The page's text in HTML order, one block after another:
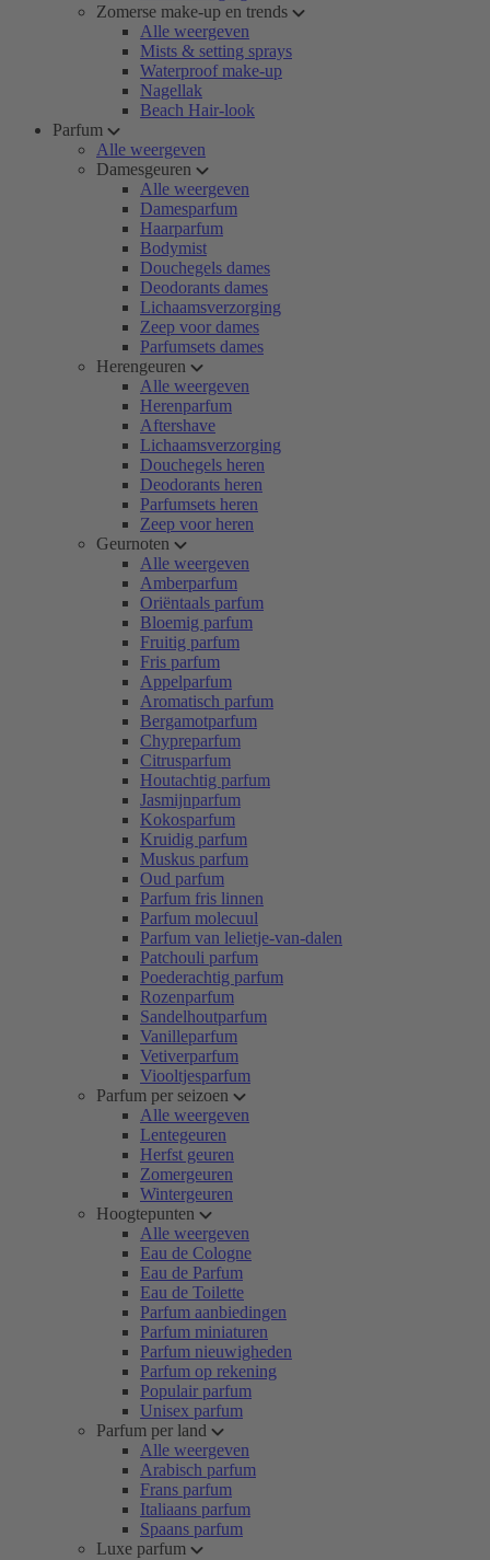
Zomerse make-up en trends
Alle weergeven
Mists & setting sprays
Waterproof make-up
Nagellak
Beach Hair-look
Parfum
Alle weergeven
Damesgeuren
Alle weergeven
Damesparfum
Haarparfum
Bodymist
Douchegels dames
Deodorants dames
Lichaamsverzorging
Zeep voor dames
Parfumsets dames
Herengeuren
Alle weergeven
Herenparfum
Aftershave
Lichaamsverzorging
Douchegels heren
Deodorants heren
Parfumsets heren
Zeep voor heren
Geurnoten
Alle weergeven
Amberparfum
Oriëntaals parfum
Bloemig parfum
Fruitig parfum
Fris parfum
Appelparfum
Aromatisch parfum
Bergamotparfum
Chypreparfum
Citrusparfum
Houtachtig parfum
Jasmijnparfum
Kokosparfum
Kruidig parfum
Muskus parfum
Oud parfum
Parfum fris linnen
Parfum molecuul
Parfum van lelietje-van-dalen
Patchouli parfum
Poederachtig parfum
Rozenparfum
Sandelhoutparfum
Vanilleparfum
Vetiverparfum
Viooltjesparfum
Parfum per seizoen
Alle weergeven
Lentegeuren
Herfst geuren
Zomergeuren
Wintergeuren
Hoogtepunten
Alle weergeven
Eau de Cologne
Eau de Parfum
Eau de Toilette
Parfum aanbiedingen
Parfum miniaturen
Parfum nieuwigheden
Parfum op rekening
Populair parfum
Unisex parfum
Parfum per land
Alle weergeven
Arabisch parfum
Frans parfum
Italiaans parfum
Spaans parfum
Luxe parfum